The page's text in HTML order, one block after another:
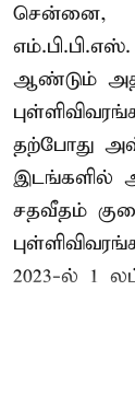
சென்னை,
ஆண்டும்
தற்போது
இடங்களில்
சதவீதம்
2023-ல் 1